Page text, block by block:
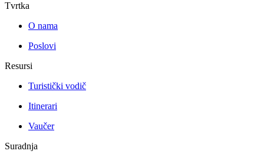
Tvrtka
O nama
Poslovi
Resursi
Turistički vodič
Itinerari
Vaučer
Suradnja